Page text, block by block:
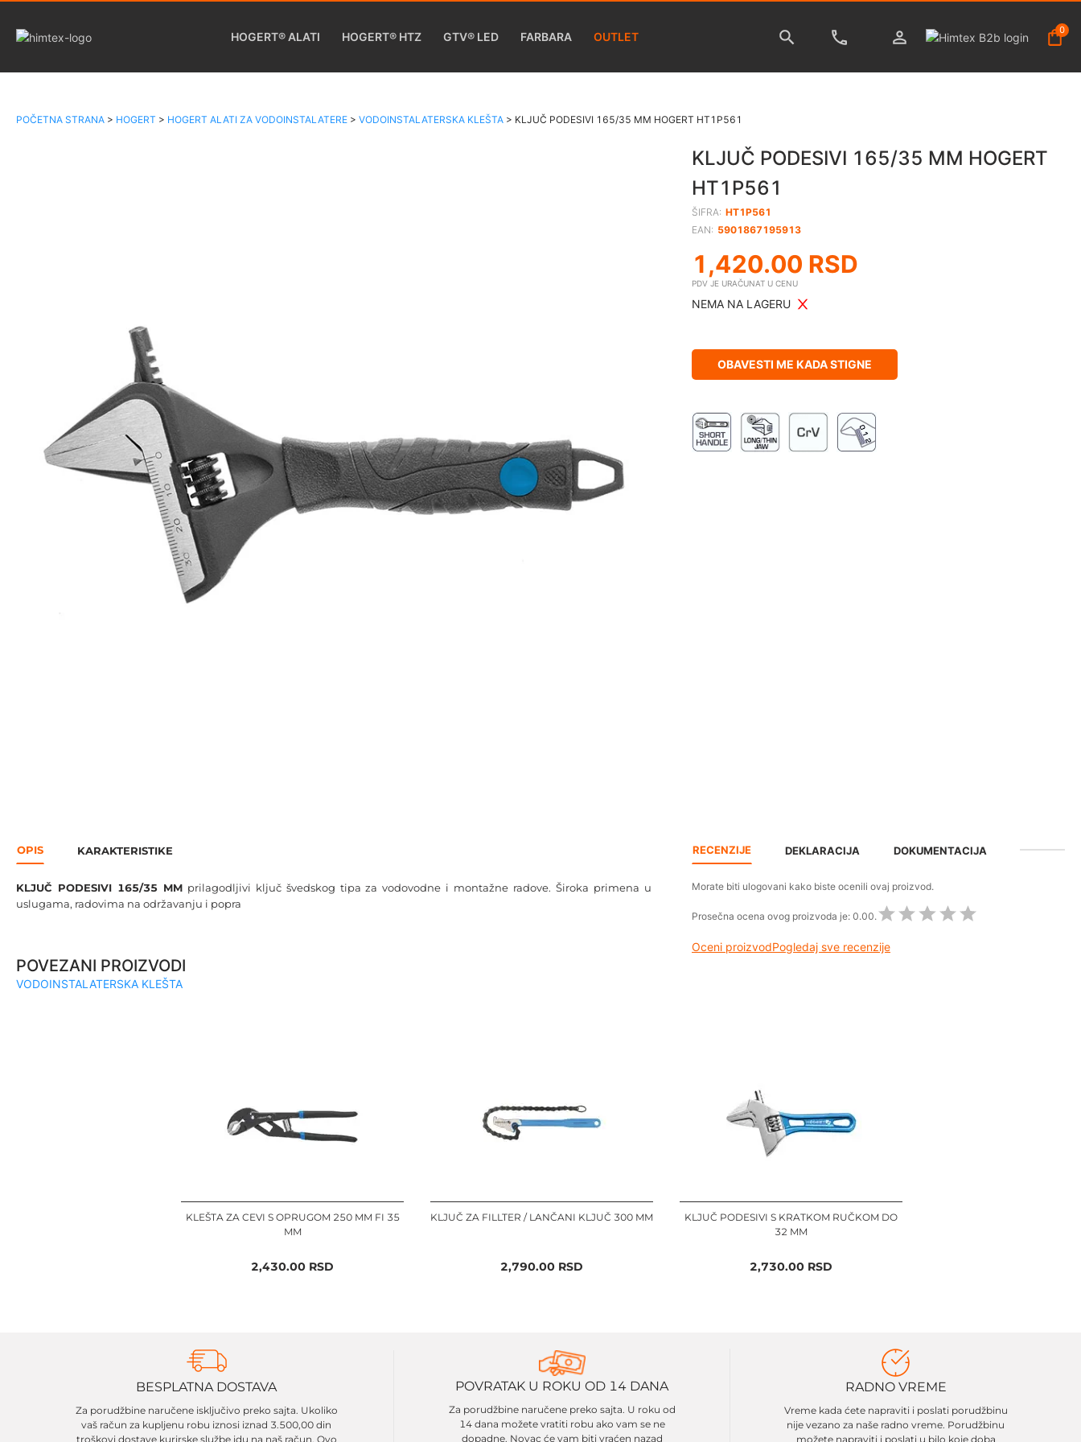
HOGERT® ALATI HOGERT® HTZ GTV® LED FARBARA OUTLET
0
POČETNA STRANA > HOGERT > HOGERT ALATI ZA VODOINSTALATERE > VODOINSTALATERSKA KLEŠTA > KLJUČ PODESIVI 165/35 MM HOGERT HT1P561
KLJUČ PODESIVI 165/35 MM HOGERT
HT1P561
ŠIFRA: HT1P561
EAN: 5901867195913
1,420.00 RSD
PDV JE URAČUNAT U CENU
NEMA NA LAGERU
OBAVESTI ME KADA STIGNE
OPIS KARAKTERISTIKE
KLJUČ PODESIVI 165/35 MMprilagodljivi ključ švedskog tipa za vodovodne i montažne radove. Široka primena u
uslugama, radovima na održavanju i popra
RECENZIJE DEKLARACIJA DOKUMENTACIJA
Morate biti ulogovani kako biste ocenili ovaj proizvod.
Prosečna ocena ovog proizvoda je: 0.00.
Oceni proizvodPogledaj sve recenzije
POVEZANI PROIZVODI
VODOINSTALATERSKA KLEŠTA
KLEŠTA ZA CEVI S OPRUGOM 250 MM FI 35
MM
2,430.00 RSD
KLJUČ ZA FILLTER / LANČANI KLJUČ 300 MM
2,790.00 RSD
KLJUČ PODESIVI S KRATKOM RUČKOM DO
32 MM
2,730.00 RSD
BESPLATNA DOSTAVA
Za porudžbine naručene isključivo preko sajta. Ukoliko
vaš račun za kupljenu robu iznosi iznad 3.500,00 din
troškovi dostave kurirske službe idu na naš račun. Ovo
POVRATAK U ROKU OD 14 DANA
Za porudžbine naručene preko sajta. U roku od
14 dana možete vratiti robu ako vam se ne
dopadne. Novac će vam biti vraćen nazad
RADNO VREME
Vreme kada ćete napraviti i poslati porudžbinu
nije vezano za naše radno vreme. Porudžbinu
možete napraviti i poslati u bilo koje doba